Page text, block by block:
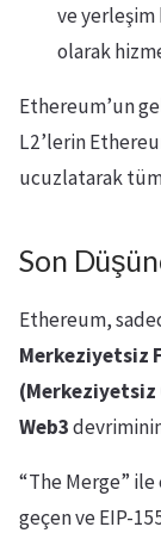
ve
olarak
Ethereum’un
L2’lerin
ucuzlatarak
Son
Ethereum,
Merkeziyetsiz
Web3
“The Merge”
geçen ve EIP-